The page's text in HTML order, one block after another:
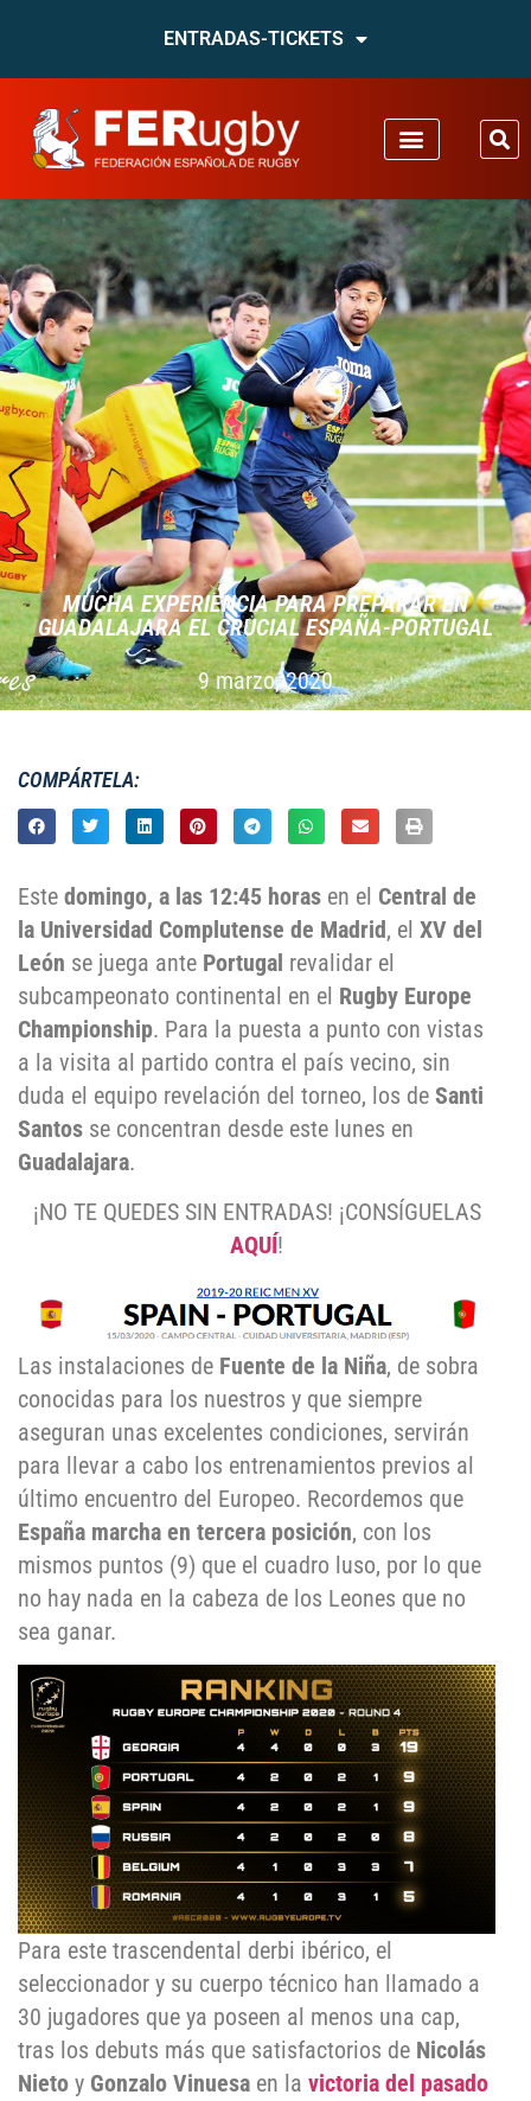
ENTRADAS-TICKETS
MUCHA EXPERIENCIA PARA PREPARAR EN
GUADALAJARA EL CRUCIAL ESPAÑA-PORTUGAL
9 marzo, 2020
COMPÁRTELA:
Este domingo, a las 12:45 horas en el Central de
la Universidad Complutense de Madrid, el XV del
León se juega ante Portugal revalidar el
subcampeonato continental en el Rugby Europe
Championship. Para la puesta a punto con vistas
a la visita al partido contra el país vecino, sin
duda el equipo revelación del torneo, los de Santi
Santos se concentran desde este lunes en
Guadalajara.
¡NO TE QUEDES SIN ENTRADAS! ¡CONSÍGUELAS
AQUÍ!
Las instalaciones de Fuente de la Niña, de sobra
conocidas para los nuestros y que siempre
aseguran unas excelentes condiciones, servirán
para llevar a cabo los entrenamientos previos al
último encuentro del Europeo. Recordemos que
España marcha en tercera posición, con los
mismos puntos (9) que el cuadro luso, por lo que
no hay nada en la cabeza de los Leones que no
sea ganar.
Para este trascendental derbi ibérico, el
seleccionador y su cuerpo técnico han llamado a
30 jugadores que ya poseen al menos una cap,
tras los debuts más que satisfactorios de Nicolás
Nieto y Gonzalo Vinuesa en la victoria del pasado